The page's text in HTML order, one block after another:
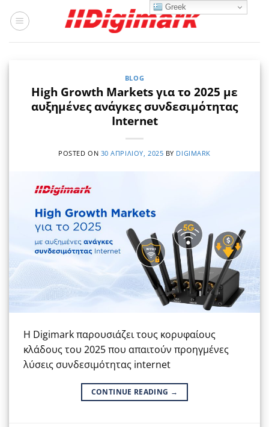
στο
BLOG
High Growth Markets για το 2025 με
αυξημένες ανάγκες συνδεσιμότητας
Internet
POSTED ON 30 ΑΠΡΙΛΊΟΥ, 2025 BY DIGIMARK
Η Digimark παρουσιάζει τους κορυφαίους
κλάδους του 2025 που απαιτούν προηγμένες
λύσεις συνδεσιμότητας internet
CONTINUE READING →
Greek